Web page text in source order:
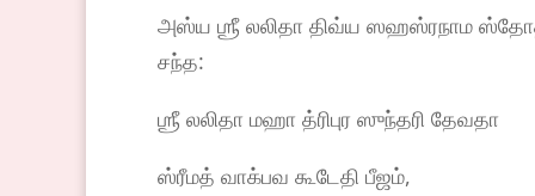
அஸ்ய ஶ்ரீ லலிதா திவ்ய ஸஹஸ்ரநாம
சந்த:
ஶ்ரீ லலிதா மஹா த்ரிபுர ஸுந்தரி தேவதா
ஸ்ரீமத் வாக்பவ கூடேதி பீஜம்,